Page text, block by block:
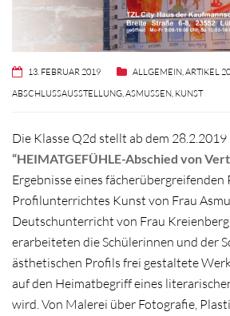
13. FEBRUAR 2019 ALLGEMEIN ARTIKEL
ABSCHLUSSAUSSTELLUNG ASMUSSEN KUNST
Die Klasse Q2d stellt ab dem
“HEIMATGEFÜHLE-Abschied von
Ergebnisse eines fächerübergreifenden
Profilunterrichtes Kunst von Frau
Deutschunterricht von Frau
erarbeiteten die Schülerinnen und der
ästhetischen Profils frei gestaltete
auf den Heimatbegriff eines
wird. Von Malerei über Fotografie,